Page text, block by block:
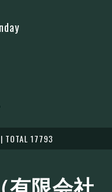
TOTAL 17793
有限会社